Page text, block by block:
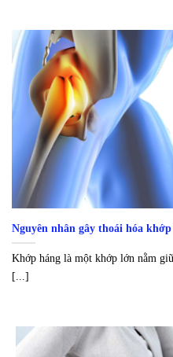
Nguyên nhân gây thoái hóa
Khớp háng là một khớp lớn nằm
[...]